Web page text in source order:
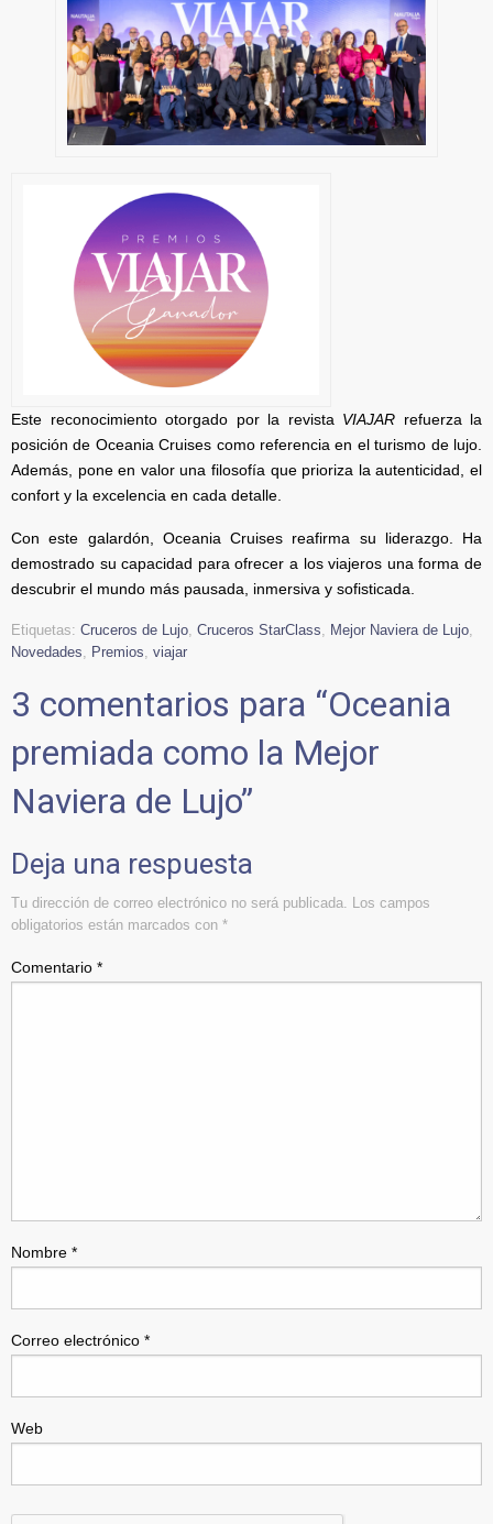
Este reconocimiento otorgado por la revista VIAJAR refuerza la
posición de Oceania Cruises como referencia en el turismo de lujo.
Además, pone en valor una filosofía que prioriza la autenticidad, el
confort y la excelencia en cada detalle.
Con este galardón, Oceania Cruises reafirma su liderazgo. Ha
demostrado su capacidad para ofrecer a los viajeros una forma de
descubrir el mundo más pausada, inmersiva y sofisticada.
Etiquetas: Cruceros de Lujo, Cruceros StarClass, Mejor Naviera de Lujo,
Novedades, Premios, viajar
3 comentarios para “Oceania
premiada como la Mejor
Naviera de Lujo”
Deja una respuesta
Tu dirección de correo electrónico no será publicada. Los campos
obligatorios están marcados con *
Comentario *
Nombre *
Correo electrónico *
Web